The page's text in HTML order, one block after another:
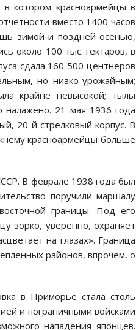
котором красноармейцы в
вместо 1400 часов
зимой и поздней осенью,
около 100 тыс. гектаров, в
сдала 160 500 центнеров
но низко-урожайным;
крайне невысокой; тылы
налажено. 21 мая 1936 года
20-й стрелковый корпус. В
красноармейцы больше
В феврале 1938 года был
поручили маршалу
границы. Под его
зорко, уверенно, охраняет
на глазах». Граница
районов, впрочем, о
в Приморье стала столь
и пограничными войсками
нападения японцев.